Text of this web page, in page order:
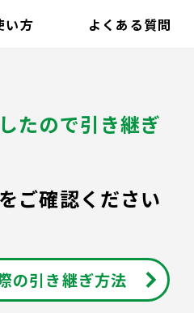
い方 よくある質問
たので引き継ぎ
ご確認ください
の引き継ぎ方法